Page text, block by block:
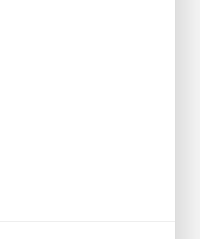
fackligt obunden
och
är att alla barn